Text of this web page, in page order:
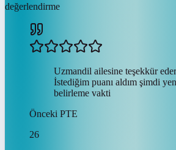
değerlendirme
Uzmandil ailesine teşekkür
İstediğim puanı aldım şimdi
belirleme vakti
Önceki PTE
26